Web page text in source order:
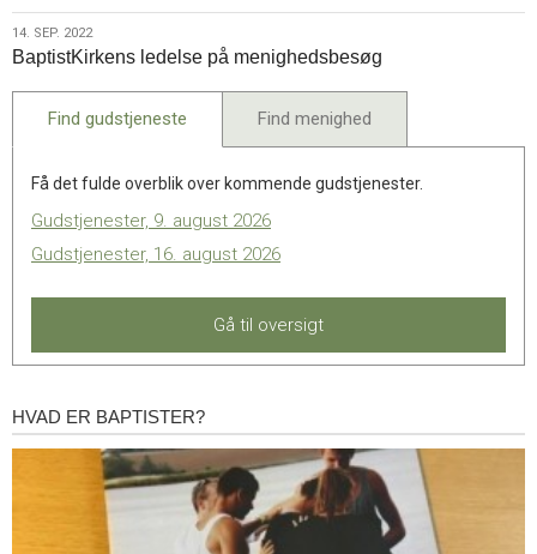
2022
14.
sep.
2022
14. SEP. 2022
BaptistKirkens ledelse på menighedsbesøg
Find gudstjeneste Find menighed
Få det fulde overblik over kommende gudstjenester.
Gudstjenester, 9. august 2026
Gudstjenester, 16. august 2026
Gå til oversigt
Hvad
er
HVAD ER BAPTISTER?